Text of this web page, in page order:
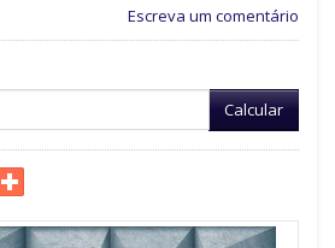
Escreva um comentário
Calcular